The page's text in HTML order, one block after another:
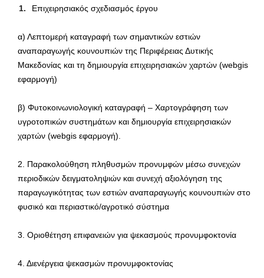
Επιχειρησιακός σχεδιασμός έργου
α) Λεπτομερή καταγραφή των σημαντικών εστιών
αναπαραγωγής κουνουπιών της Περιφέρειας Δυτικής
Μακεδονίας και τη δημιουργία επιχειρησιακών χαρτών (webgis
εφαρμογή)
β) Φυτοκοινωνιολογική καταγραφή – Χαρτογράφηση των
υγροτοπικών συστημάτων και δημιουργία επιχειρησιακών
χαρτών (webgis εφαρμογή).
2. Παρακολούθηση πληθυσμών προνυμφών μέσω συνεχών
περιοδικών δειγματοληψιών και συνεχή αξιολόγηση της
παραγωγικότητας των εστιών αναπαραγωγής κουνουπιών στο
φυσικό και περιαστικό/αγροτικό σύστημα
3. Οριοθέτηση επιφανειών για ψεκασμούς προνυμφοκτονία
4. Διενέργεια ψεκασμών προνυμφοκτονίας